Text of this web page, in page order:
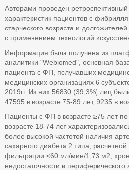
Авторами проведен ретроспективный
характеристик пациентов с
старческого возраста и
с применением технологий
Информация была получена из
аналитики "Webiomed", основная
пациента с ФП, получавших
медицинских организациях 6
2019гг. Из них 56830 (39,3%) лиц
47595 в возрасте 75-89 лет, 9235 в
Пациенты с ФП в возрасте ≥75 лет
возрасте 18-74 лет
более высокой частотой наличия
сахарного диабета 2 типа, расчетной
фильтрации <60 мл/мин/1,73 м2,
недостаточности и периферического